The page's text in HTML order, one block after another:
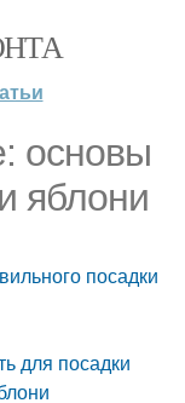
основы
яблони
посадки
для посадки